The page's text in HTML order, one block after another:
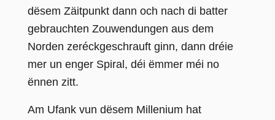
dësem Zäitpunkt dann och nach di batter
gebrauchten Zouwendungen aus dem
Norden zeréckgeschrauft ginn, dann dréie
mer un enger Spiral, déi ëmmer méi no
ënnen zitt.
Am Ufank vun dësem Millenium hat